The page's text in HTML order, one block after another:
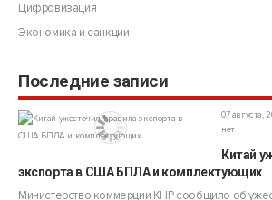
Цифровизация
Экономика и санкции
Последние записи
07 августа,
нет
Китай
экспорта в США БПЛА и комплектующих
Министерство коммерции КНР сообщило об